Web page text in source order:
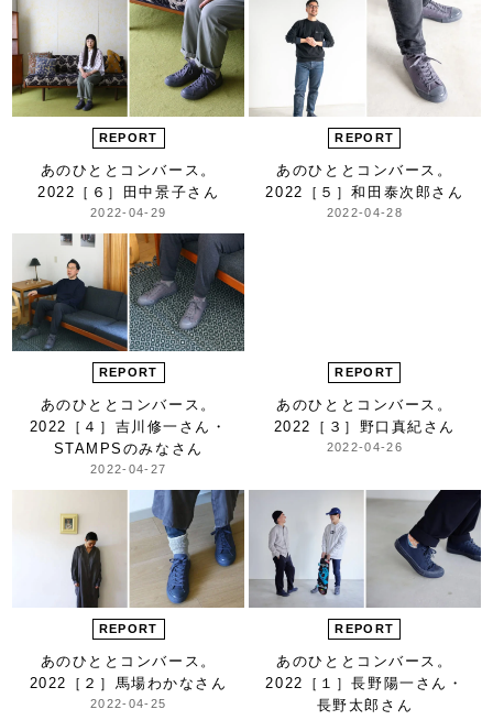
REPORT
あのひととコンバース。
2022 ［６］田中景子さん
2022-04-29
REPORT
あのひととコンバース。
2022
［５］和田泰次郎さん
2022-04-28
REPORT
あのひととコンバース。
2022
［４］吉川修一さん・
STAMPSのみなさん
2022-04-27
REPORT
あのひととコンバース。
2022
［３］野口真紀さん
2022-04-26
REPORT
あのひととコンバース。
2022
［２］馬場わかなさん
2022-04-25
REPORT
あのひととコンバース。
2022
［１］長野陽一さん・
長野太郎さん